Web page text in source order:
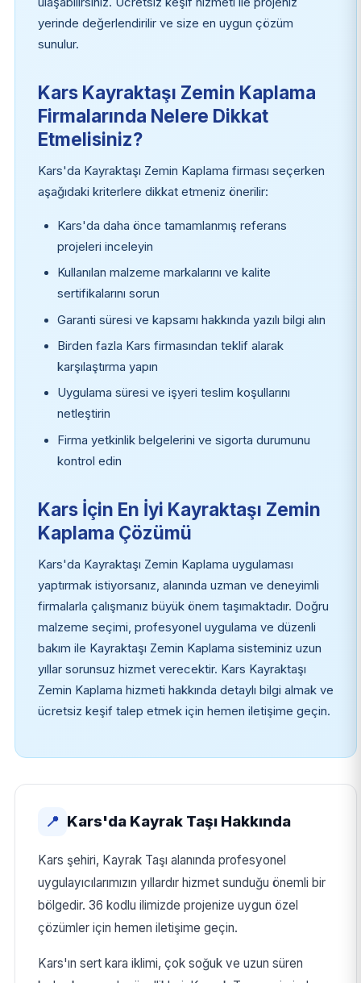
yerinde değerlendirilir ve size en uygun çözüm
sunulur.
Kars Kayraktaşı Zemin Kaplama
Firmalarında Nelere Dikkat
Etmelisiniz?
Kars'da Kayraktaşı Zemin Kaplama firması seçerken
aşağıdaki kriterlere dikkat etmeniz önerilir:
Kars'da daha önce tamamlanmış referans
projeleri inceleyin
Kullanılan malzeme markalarını ve kalite
sertifikalarını sorun
Garanti süresi ve kapsamı hakkında yazılı bilgi alın
Birden fazla Kars firmasından teklif alarak
karşılaştırma yapın
Uygulama süresi ve işyeri teslim koşullarını
netleştirin
Firma yetkinlik belgelerini ve sigorta durumunu
kontrol edin
Kars İçin En İyi Kayraktaşı Zemin
Kaplama Çözümü
Kars'da Kayraktaşı Zemin Kaplama uygulaması
yaptırmak istiyorsanız, alanında uzman ve deneyimli
firmalarla çalışmanız büyük önem taşımaktadır. Doğru
malzeme seçimi, profesyonel uygulama ve düzenli
bakım ile Kayraktaşı Zemin Kaplama sisteminiz uzun
yıllar sorunsuz hizmet verecektir. Kars Kayraktaşı
Zemin Kaplama hizmeti hakkında detaylı bilgi almak ve
ücretsiz keşif talep etmek için hemen iletişime geçin.
📍 Kars'da Kayrak Taşı Hakkında
Kars şehiri, Kayrak Taşı alanında profesyonel
uygulayıcılarımızın yıllardır hizmet sunduğu önemli bir
bölgedir. 36 kodlu ilimizde projenize uygun özel
çözümler için hemen iletişime geçin.
Kars'ın sert kara iklimi, çok soğuk ve uzun süren